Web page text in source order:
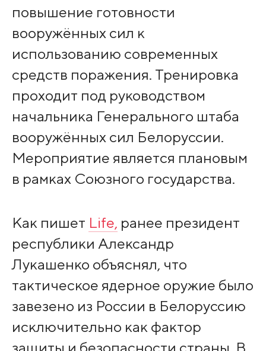
повышение готовности
вооружённых сил к
использованию современных
средств поражения. Тренировка
проходит под руководством
начальника Генерального штаба
вооружённых сил Белоруссии.
Мероприятие является плановым
в рамках Союзного государства.
Как пишет Life, ранее президент
республики Александр
Лукашенко объяснял, что
тактическое ядерное оружие было
завезено из России в Белоруссию
исключительно как фактор